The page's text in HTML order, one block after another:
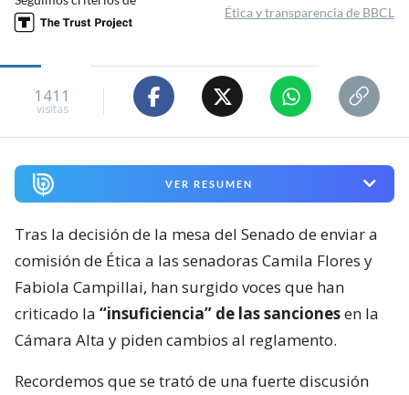
Ética y transparencia de BBCL
1411
visitas
VER RESUMEN
Tras la decisión de la mesa del Senado de enviar a
comisión de Ética a las senadoras Camila Flores y
Fabiola Campillai, han surgido voces que han
criticado la “insuficiencia” de las sancionesen la
Cámara Alta y piden cambios al reglamento.
Recordemos que se trató de una fuerte discusión